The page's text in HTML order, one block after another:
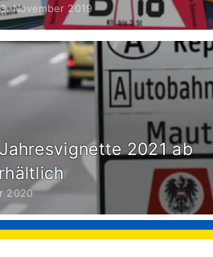
November 2019
2021 ab
2020